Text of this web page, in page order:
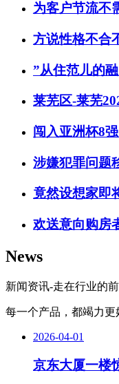
为客户节流不
方说性格不合
”从住范儿的
莱芜区-莱芜
闯入亚洲杯8
涉嫌犯罪问题
竟然设想家即
欢送意向购房
News
新闻资讯-走在行业的前
每一个产品，都竭力更
2026-04-01
京东大厦一楼